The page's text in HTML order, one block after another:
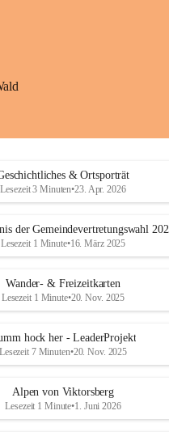
& Ortsporträt
Lesezeit 3 Minuten•23. Apr. 2026
der Gemeindevertretungswahl
Lesezeit 1 Minute•16. März 2025
Wander- & Freizeitkarten
Lesezeit 1 Minute•20. Nov. 2025
hock her - LeaderProjekt
Lesezeit 7 Minuten•20. Nov. 2025
Alpen von Viktorsberg
Lesezeit 1 Minute•1. Juni 2026